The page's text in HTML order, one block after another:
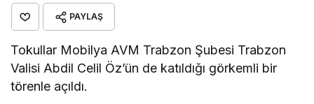
PAYLAŞ
Tokullar Mobilya AVM Trabzon Şubesi Trabzon
Valisi Abdil Celil Öz’ün de katıldığı görkemli bir
törenle açıldı.